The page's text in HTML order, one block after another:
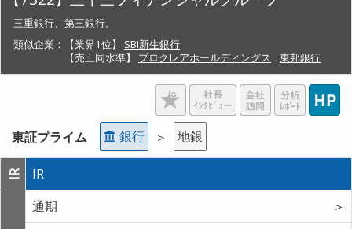
三重銀行、第三銀行。
類似企業：
【業界1位】
SBI新生銀行
【売上同水準】
プロクレアホールディングス 東邦銀行
東証プライム 銀行 ＞ 地銀
IR IR
通期
＞